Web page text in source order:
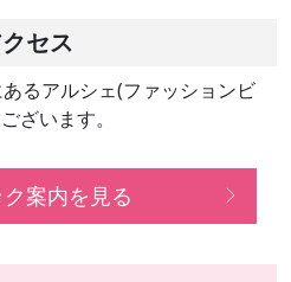
セス
るアルシェ(ファッションビ
ざいます。
案内を見る